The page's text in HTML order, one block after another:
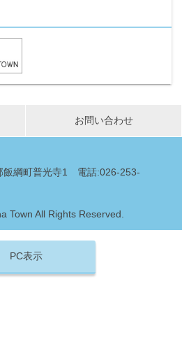
お問い合わせ
飯綱町普光寺1 電話:026-253-
Town All Rights Reserved.
PC表示